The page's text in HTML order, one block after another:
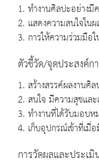
1. ทำงานศิลปะอย่างมี
2. แสดงความสนใจใน
3. การให้ความร่วมมือ
ตัวชี้วัด/จุดประสงค์ก
1. สร้างสรรค์ผลงานศิ
2. สนใจ มีความสุขแล
3. ทำงานที่ได้รับมอบห
4. เก็บอุปกรณ์เข้าที่เมื่
การวัดผลและประเ